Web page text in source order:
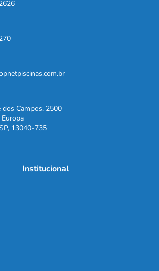
dos Campos, 2500
13040-735
Institucional